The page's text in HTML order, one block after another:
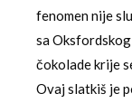
fenomen nije
sa
čokolade krije
Ovaj slatkiš je